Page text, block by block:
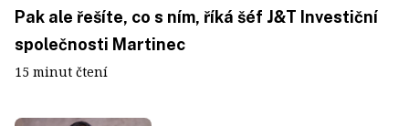
Pak ale řešíte, co s ním, říká šéf J&T Investiční
společnosti Martinec
15 minut čtení